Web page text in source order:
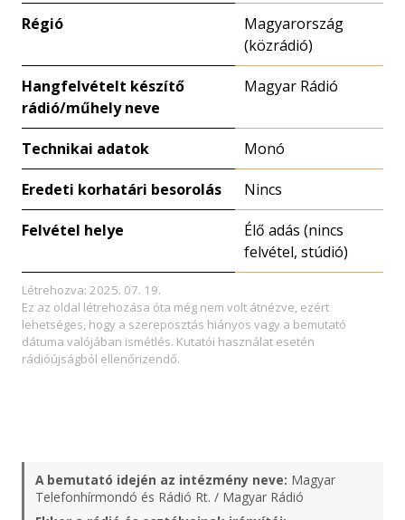
Régió
Magyarország
(közrádió)
Hangfelvételt készítő
rádió/műhely neve
Magyar Rádió
Technikai adatok Monó
Eredeti korhatári besorolás Nincs
Felvétel helye
Élő adás (nincs
felvétel, stúdió)
Létrehozva: 2025. 07. 19.
Ez az oldal létrehozása óta még nem volt átnézve, ezért
lehetséges, hogy a szereposztás hiányos vagy a bemutató
dátuma valójában ismétlés. Kutatói használat esetén
rádióújságból ellenőrizendő.
A bemutató idején az intézmény neve: Magyar
Telefonhírmondó és Rádió Rt. / Magyar Rádió